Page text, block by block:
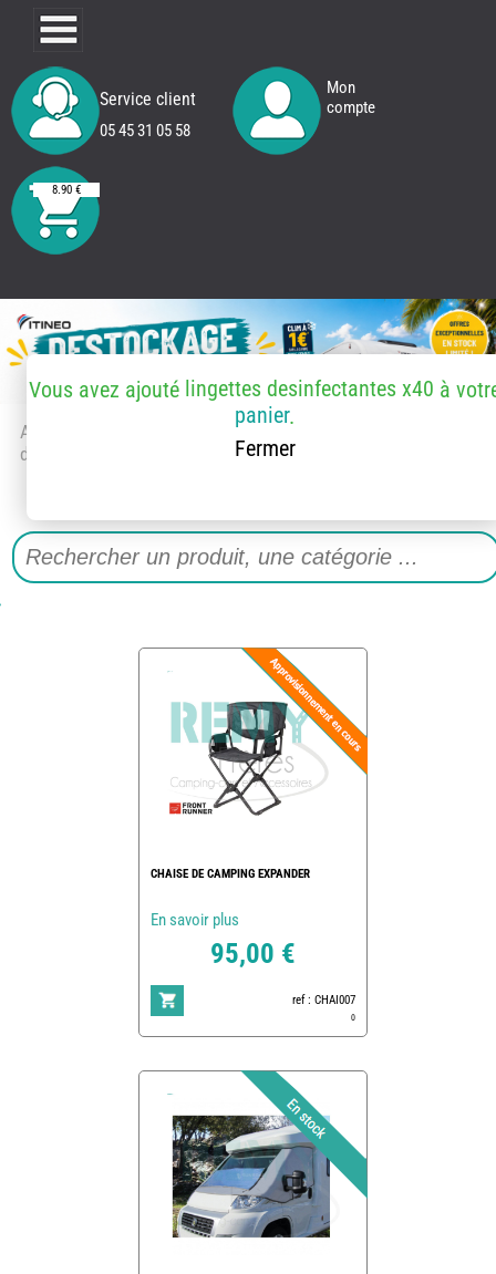
Service client
05 45 31 05 58
Mon
compte
8.90 €
Accueil
> Accessoires et pièces
détachées
Vous avez ajouté lingettes desinfectantes x40 à
panier.
Fermer
CHAISE DE CAMPING EXPANDER
En savoir plus
95,00 €
ref : CHAI007
0